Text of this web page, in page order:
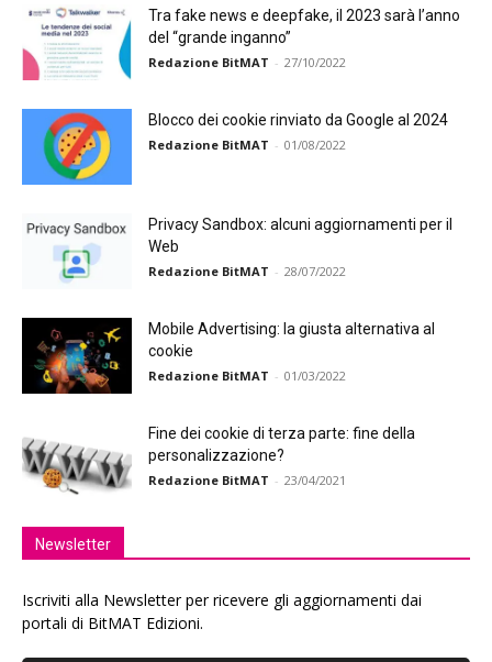
Tra fake news e deepfake, il 2023 sarà l’anno
del “grande inganno”
Redazione BitMAT - 27/10/2022
Blocco dei cookie rinviato da Google al 2024
Redazione BitMAT - 01/08/2022
Privacy Sandbox: alcuni aggiornamenti per il
Web
Redazione BitMAT - 28/07/2022
Mobile Advertising: la giusta alternativa al
cookie
Redazione BitMAT - 01/03/2022
Fine dei cookie di terza parte: fine della
personalizzazione?
Redazione BitMAT - 23/04/2021
Newsletter
Iscriviti alla Newsletter per ricevere gli aggiornamenti dai
portali di BitMAT Edizioni.